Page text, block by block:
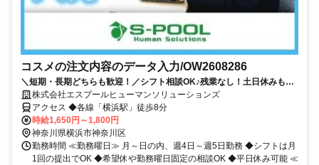
コスメの注文内容のデータ入力/OW2608286
＼短期・長期どちらも歓迎！／シフト相談OK♪残業なし！土日休みも
OK◎服装・髪色自由！ネイル・ピアスOK♪
株式会社エスプールヒューマンソリューションズ
アクセス ◆各線「横浜駅」徒歩8分
時給1,650円～1,800円
神奈川県横浜市神奈川区
勤務時間 ≪勤務曜日≫ 月～日の内、週4日～週5日勤務 ◆シフトは月
1回の提出でOK ◆希望休や勤務曜日固定の相談OK ◆平日休み可能 ≪